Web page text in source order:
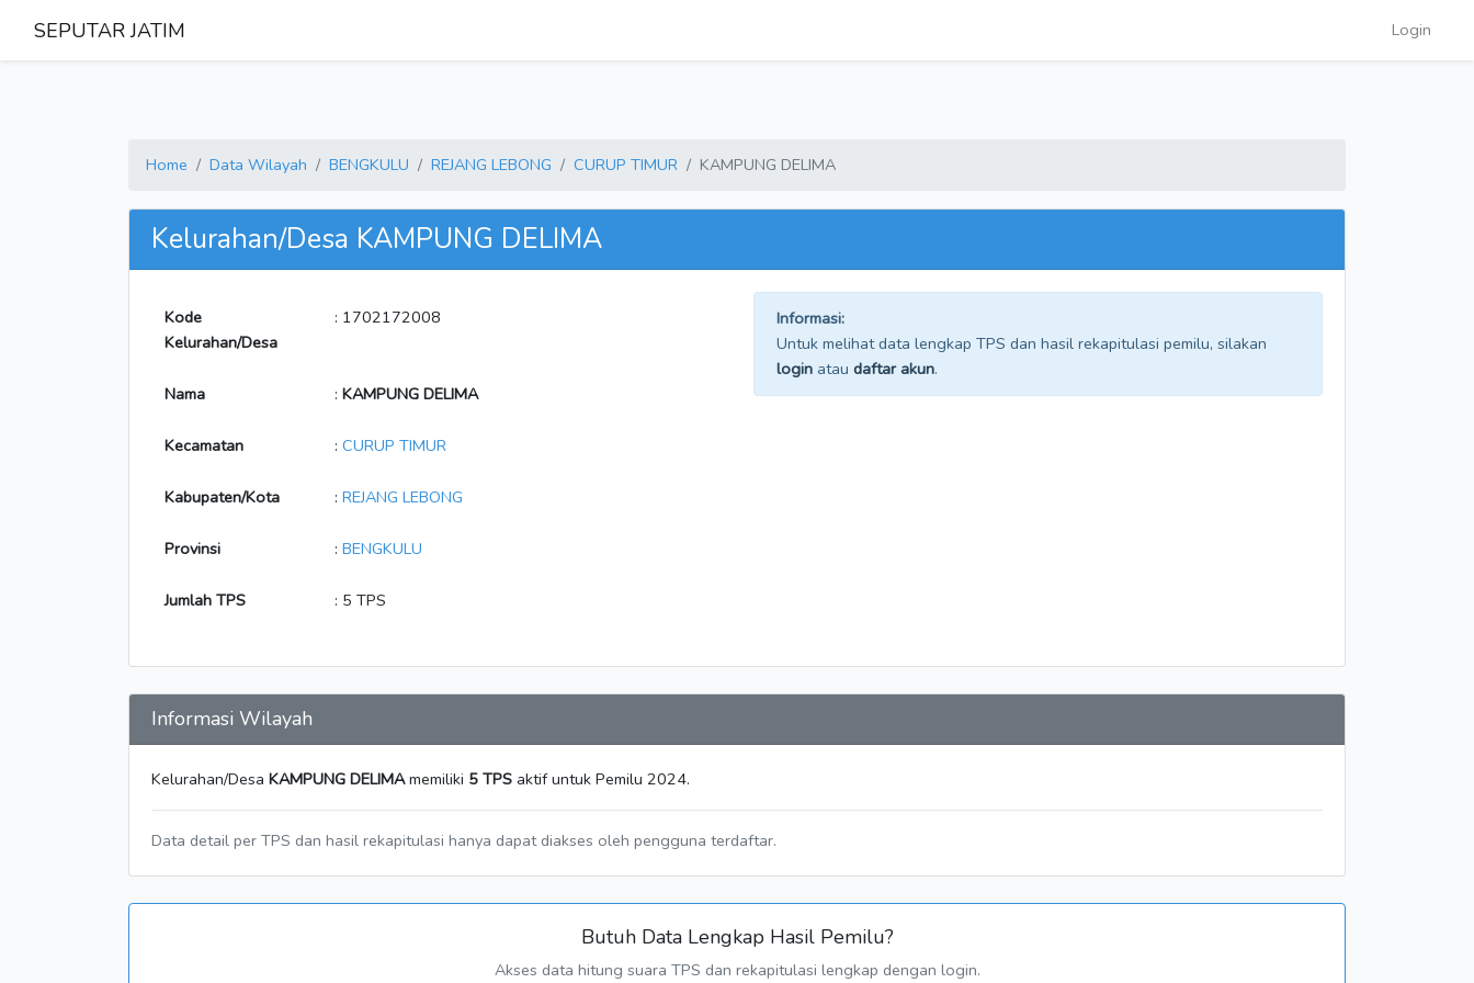
SEPUTAR JATIM Login
Home Data Wilayah BENGKULU REJANG LEBONG CURUP TIMUR KAMPUNG DELIMA
Kelurahan/Desa KAMPUNG DELIMA
Kode
Kelurahan/Desa
: 1702172008
Nama : KAMPUNG DELIMA
Kecamatan : CURUP TIMUR
Kabupaten/Kota : REJANG LEBONG
Provinsi : BENGKULU
Jumlah TPS : 5 TPS
Informasi:
Untuk melihat data lengkap TPS dan hasil rekapitulasi pemilu, silakan
login atau daftar akun.
Informasi Wilayah
Kelurahan/Desa KAMPUNG DELIMAmemiliki 5 TPS aktif untuk Pemilu 2024.
Data detail per TPS dan hasil rekapitulasi hanya dapat diakses oleh pengguna terdaftar.
Butuh Data Lengkap Hasil Pemilu?
Akses data hitung suara TPS dan rekapitulasi lengkap dengan login.